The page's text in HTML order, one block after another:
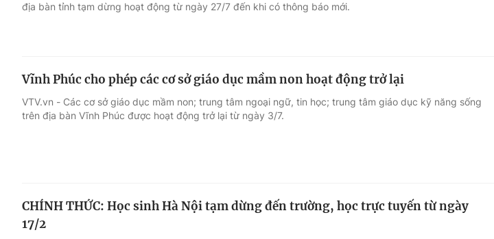
địa bàn tỉnh tạm dừng hoạt động từ ngày 27/7 đến khi có thông báo mới.
Vĩnh Phúc cho phép các cơ sở giáo dục mầm non hoạt động trở lại
VTV.vn - Các cơ sở giáo dục mầm non; trung tâm ngoại ngữ, tin học; trung tâm giáo dục kỹ năng sống
trên địa bàn Vĩnh Phúc được hoạt động trở lại từ ngày 3/7.
CHÍNH THỨC: Học sinh Hà Nội tạm dừng đến trường, học trực tuyến từ ngày
17/2